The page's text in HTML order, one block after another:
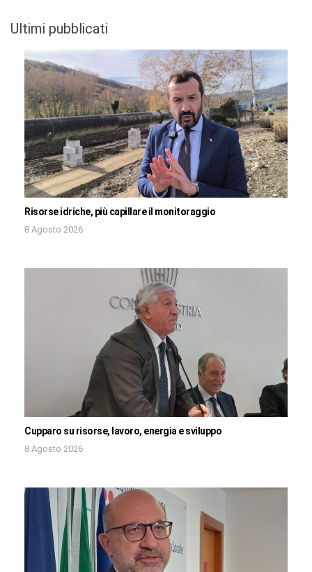
Ultimi pubblicati
Risorse idriche, più capillare il monitoraggio
8 Agosto 2026
Cupparo su risorse, lavoro, energia e sviluppo
8 Agosto 2026